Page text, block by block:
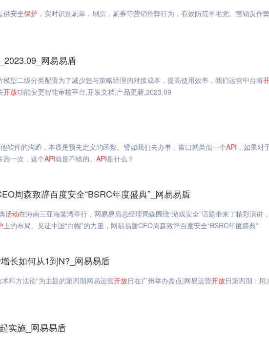
供安全保护 ，实时识别刷单，刷票，刷券等营销作弊行为，有效防范羊毛党。营销反作
网易易盾
模型二级分类配置为了减少您与策略经理的对接成本，提高使用效率，我们运营中台将
开放功能变更智能审核平台,开发文档,产品更新,2023.09
软件的沟通，本质是预先定义的函数。譬如我们去办事，窗口就类似一个API ，如果对
跑一次，这个API就是不错的。 API是什么？
周森致辞百度安全“BSRC年度盛典”_网易易盾
活动在海南三亚海棠湾举行，网易易盾总经理周森围绕“游戏安全”话题带来了精彩演讲
上的布局。见证中国“白帽”的力量，网易易盾CEO周森致辞百度安全“BSRC年度盛典”
长如何从1到N?_网易易盾
和方法论”为主题的第四期网易运营开放日在广州举办盘点|网易运营开放日第四期：用
实施_网易易盾